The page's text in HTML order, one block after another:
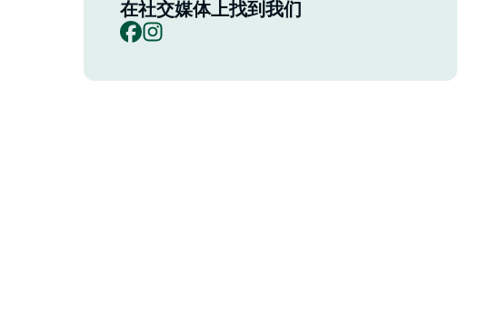
在社交媒体上找到我们
Facebook